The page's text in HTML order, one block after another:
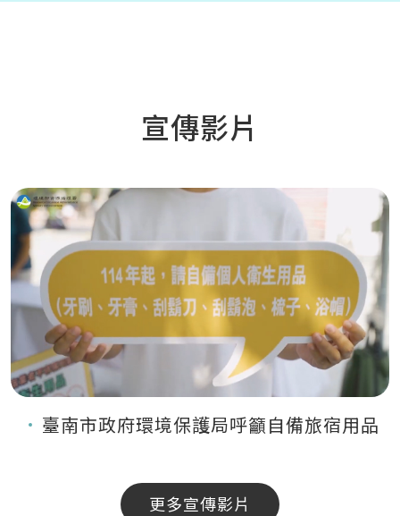
宣傳影片
臺南市政府環境保護局呼籲自備旅宿用品
更多宣傳影片